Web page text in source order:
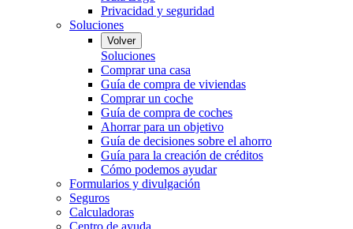
Privacidad y seguridad
Soluciones
Volver
Soluciones
Comprar una casa
Guía de compra de viviendas
Comprar un coche
Guía de compra de coches
Ahorrar para un objetivo
Guía de decisiones sobre el ahorro
Guía para la creación de créditos
Cómo podemos ayudar
Formularios y divulgación
Seguros
Calculadoras
Centro de ayuda